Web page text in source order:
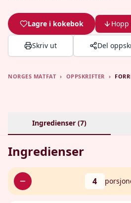
Lagre i kokebok
Skriv ut Del
NORGES MATFAT › OPPSKRIFTER ›
Ingredienser (7)
Ingredienser
4